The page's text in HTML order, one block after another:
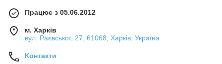
Працює з 05.06.2012
м. Харків
вул. Раєвської, 27, 61068, Харків, Україна
Контакти